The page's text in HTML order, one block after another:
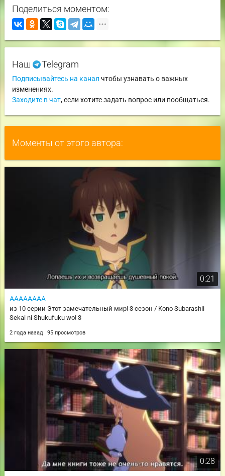
Поделиться моментом:
Наш Telegram
Подписывайтесь на канал чтобы узнавать о важных
изменениях.
Заходите в чат, если хотите задать вопрос или пообщаться.
Моменты от этого автора:
0:21
АААААААА
из 10 серии Этот замечательный мир! 3 сезон / Kono Subarashii
Sekai ni Shukufuku wo! 3
2 года назад 95 просмотров
0:28